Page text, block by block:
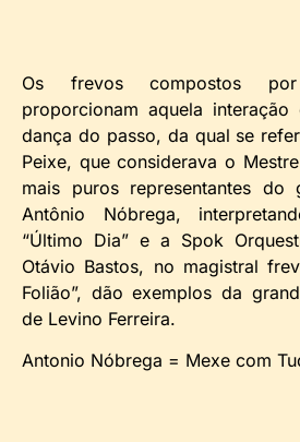
Os frevos compostos
proporcionam aquela
dança do passo, da qual se
Peixe, que considerava o
mais puros representantes do
Antônio Nóbrega,
“Último Dia” e a Spok
Otávio Bastos, no magistral
Folião”, dão exemplos da
de Levino Ferreira.
Antonio Nóbrega = Mexe com